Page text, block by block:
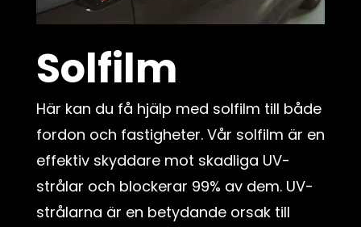
Solfilm
Här kan du få hjälp med solfilm till både
fordon och fastigheter. Vår solfilm är en
effektiv skyddare mot skadliga UV-
strålar och blockerar 99% av dem. UV-
strålarna är en betydande orsak till